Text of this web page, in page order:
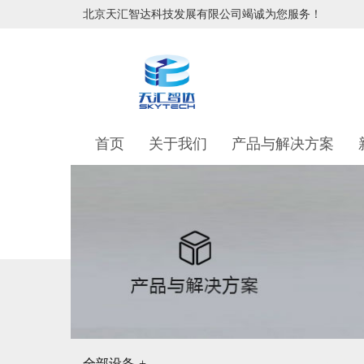
北京天汇智达科技发展有限公司竭诚为您服务！
首页 关于我们 产品与解决方案